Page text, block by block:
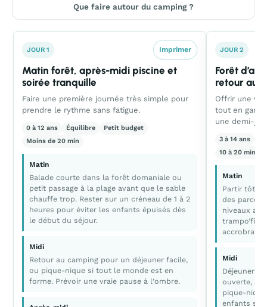
Que faire autour du camping ?
JOUR 1 Imprimer
Matin forêt, après-midi piscine et
soirée tranquille
Faire une première journée très simple pour
prendre le rythme sans fatigue.
0 à 12 ans Équilibre
Petit budget
Moins de 20 min
Matin
Balade courte dans la forêt domaniale ou
petit passage à la plage avant que le sable
chauffe trop. Rester sur un créneau de 1 à 2
heures pour éviter les enfants épuisés dès
le début du séjour.
Midi
Retour au camping pour un déjeuner facile,
ou pique-nique si tout le monde est en
forme. Prévoir une vraie pause à l’ombre.
JOUR 2
Forêt
retour au
Offrir une
tout en
une demi-
3 à 14 ans
10 à 20 min
Matin
Partir tôt
des
niveaux
Midi
Déjeuner
ouverte,
pique-
enfants